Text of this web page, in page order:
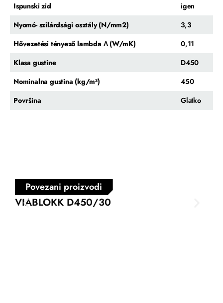
Ispunski zid
igen
Nyomó- szilárdsági osztály (N/mm2)
3,3
Hővezetési tényező lambda Λ (W/mK)
0,11
Klasa gustine
D450
Nominalna gustina (kg/m³)
450
Površina
Glatko
Povezani proizvodi
VIABLOKK D450/30